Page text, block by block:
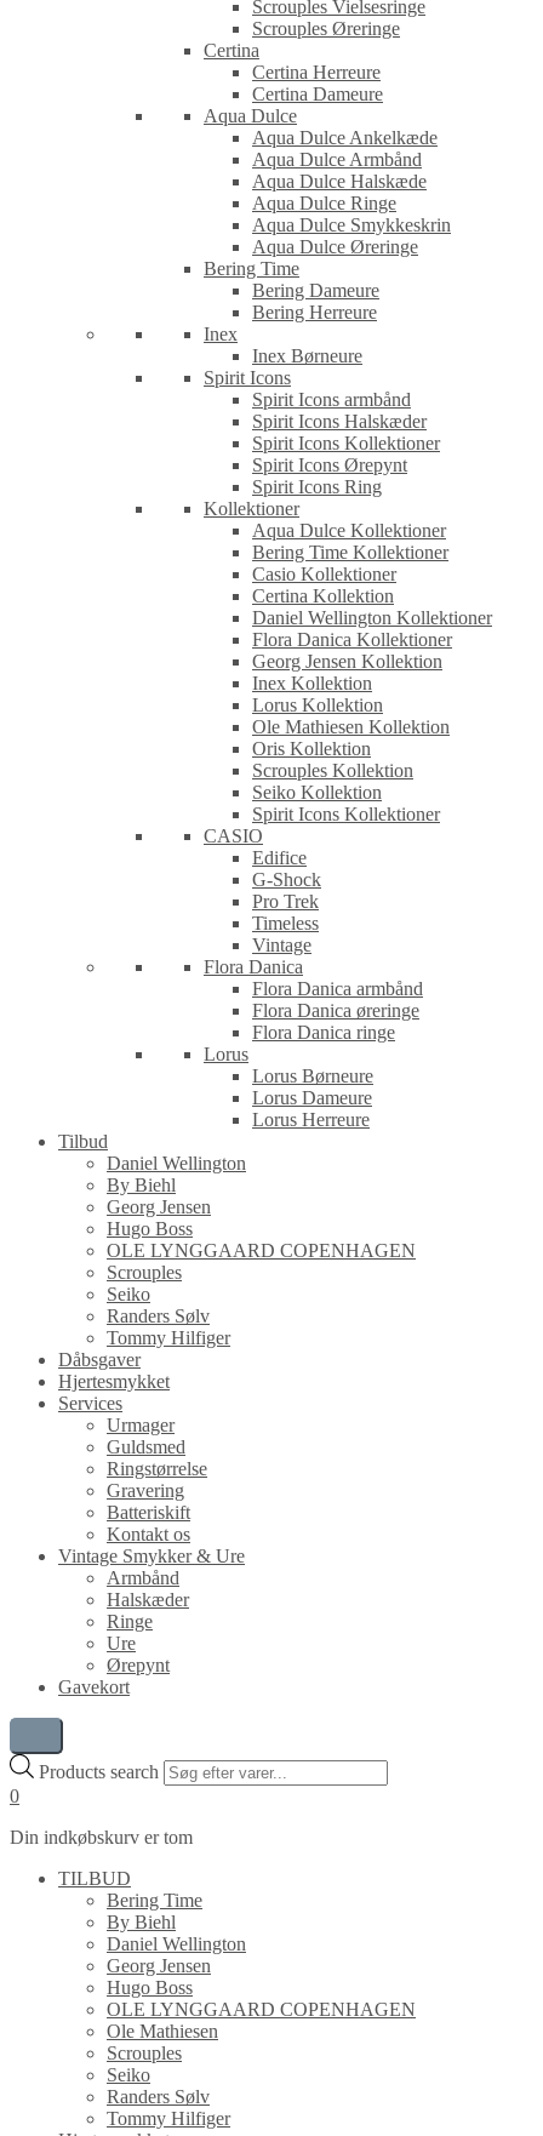
Scrouples Vielsesringe
Scrouples Øreringe
Certina
Certina Herreure
Certina Dameure
Aqua Dulce
Aqua Dulce Ankelkæde
Aqua Dulce Armbånd
Aqua Dulce Halskæde
Aqua Dulce Ringe
Aqua Dulce Smykkeskrin
Aqua Dulce Øreringe
Bering Time
Bering Dameure
Bering Herreure
Inex
Inex Børneure
Spirit Icons
Spirit Icons armbånd
Spirit Icons Halskæder
Spirit Icons Kollektioner
Spirit Icons Ørepynt
Spirit Icons Ring
Kollektioner
Aqua Dulce Kollektioner
Bering Time Kollektioner
Casio Kollektioner
Certina Kollektion
Daniel Wellington Kollektioner
Flora Danica Kollektioner
Georg Jensen Kollektion
Inex Kollektion
Lorus Kollektion
Ole Mathiesen Kollektion
Oris Kollektion
Scrouples Kollektion
Seiko Kollektion
Spirit Icons Kollektioner
CASIO
Edifice
G-Shock
Pro Trek
Timeless
Vintage
Flora Danica
Flora Danica armbånd
Flora Danica øreringe
Flora Danica ringe
Lorus
Lorus Børneure
Lorus Dameure
Lorus Herreure
Tilbud
Daniel Wellington
By Biehl
Georg Jensen
Hugo Boss
OLE LYNGGAARD COPENHAGEN
Scrouples
Seiko
Randers Sølv
Tommy Hilfiger
Dåbsgaver
Hjertesmykket
Services
Urmager
Guldsmed
Ringstørrelse
Gravering
Batteriskift
Kontakt os
Vintage Smykker & Ure
Armbånd
Halskæder
Ringe
Ure
Ørepynt
Gavekort
Products search
0
Din indkøbskurv er tom
TILBUD
Bering Time
By Biehl
Daniel Wellington
Georg Jensen
Hugo Boss
OLE LYNGGAARD COPENHAGEN
Ole Mathiesen
Scrouples
Seiko
Randers Sølv
Tommy Hilfiger